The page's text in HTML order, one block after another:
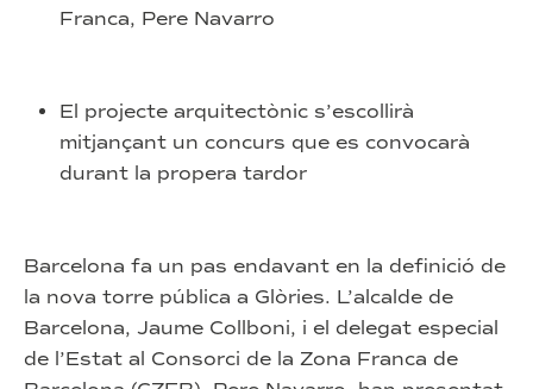
Franca, Pere Navarro
El projecte arquitectònic s’escollirà
mitjançant un concurs que es convocarà
durant la propera tardor
Barcelona fa un pas endavant en la definició de
la nova torre pública a Glòries. L’alcalde de
Barcelona, Jaume Collboni, i el delegat especial
de l’Estat al Consorci de la Zona Franca de